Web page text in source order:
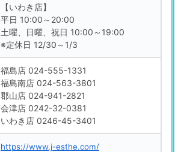
【いわき店】
平日 10:00～20:00
土曜、日曜、祝日 10:00～19:00
※定休日 12/30～1/3
福島店 024-555-1331
福島南店 024-563-3801
郡山店 024-941-2821
会津店 0242-32-0381
いわき店 0246-45-3401
https://www.j-esthe.com/